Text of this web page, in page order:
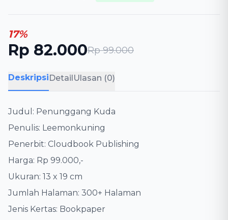
17%
Rp 82.000Rp 99.000
DeskripsiDetailUlasan (0)
Judul: Penunggang Kuda
​Penulis: Leemonkuning
​Penerbit: Cloudbook Publishing
​Harga: Rp 99.000,-
​Ukuran: 13 x 19 cm
​Jumlah Halaman: 300+ Halaman
​Jenis Kertas: Bookpaper